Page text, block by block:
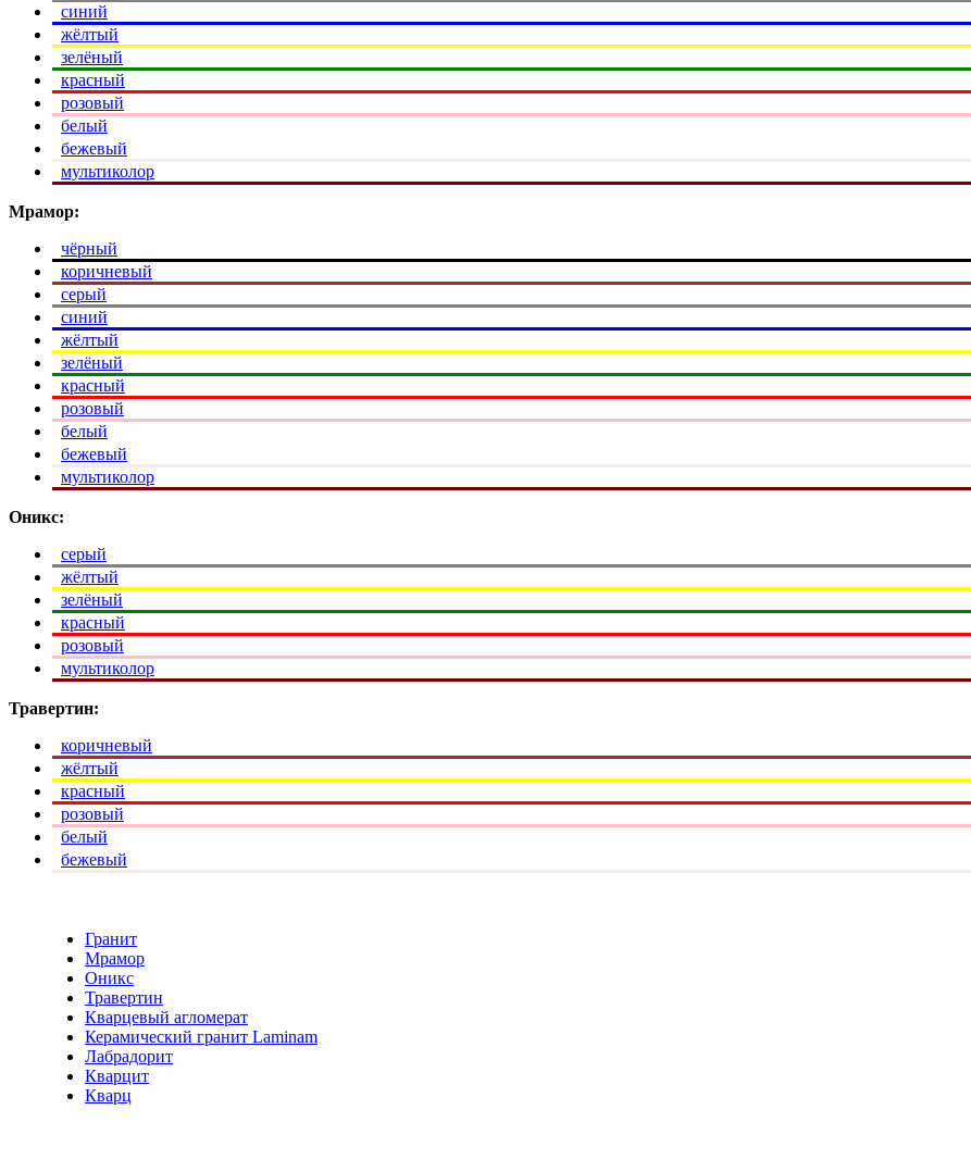
синий
жёлтый
зелёный
красный
розовый
белый
бежевый
мультиколор
Мрамор:
чёрный
коричневый
серый
синий
жёлтый
зелёный
красный
розовый
белый
бежевый
мультиколор
Оникс:
серый
жёлтый
зелёный
красный
розовый
мультиколор
Травертин:
коричневый
жёлтый
красный
розовый
белый
бежевый
Гранит
Мрамор
Оникс
Травертин
Кварцевый агломерат
Керамический гранит Laminam
Лабрадорит
Кварцит
Кварц